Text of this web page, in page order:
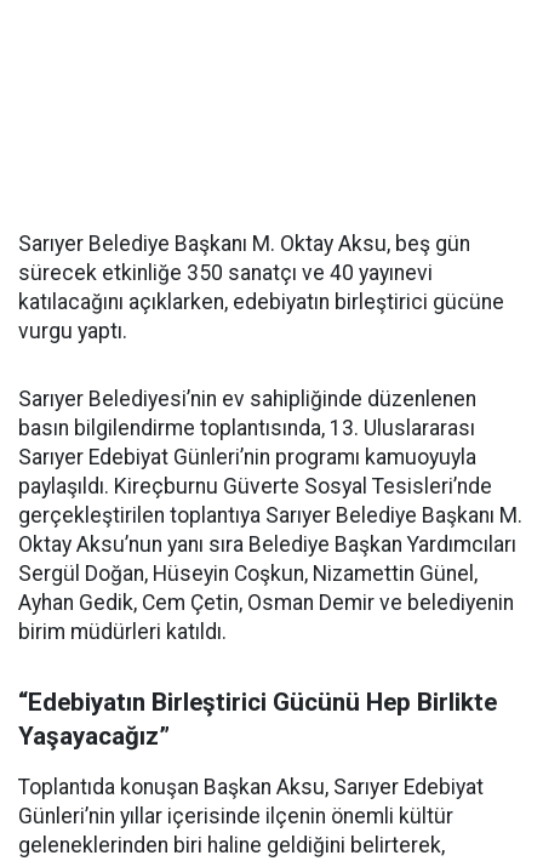
Sarıyer Belediye Başkanı M. Oktay Aksu, beş gün
sürecek etkinliğe 350 sanatçı ve 40 yayınevi
katılacağını açıklarken, edebiyatın birleştirici gücüne
vurgu yaptı.
Sarıyer Belediyesi’nin ev sahipliğinde düzenlenen
basın bilgilendirme toplantısında, 13. Uluslararası
Sarıyer Edebiyat Günleri’nin programı kamuoyuyla
paylaşıldı. Kireçburnu Güverte Sosyal Tesisleri’nde
gerçekleştirilen toplantıya Sarıyer Belediye Başkanı M.
Oktay Aksu’nun yanı sıra Belediye Başkan Yardımcıları
Sergül Doğan, Hüseyin Coşkun, Nizamettin Günel,
Ayhan Gedik, Cem Çetin, Osman Demir ve belediyenin
birim müdürleri katıldı.
“Edebiyatın Birleştirici Gücünü Hep Birlikte
Yaşayacağız”
Toplantıda konuşan Başkan Aksu, Sarıyer Edebiyat
Günleri’nin yıllar içerisinde ilçenin önemli kültür
geleneklerinden biri haline geldiğini belirterek,